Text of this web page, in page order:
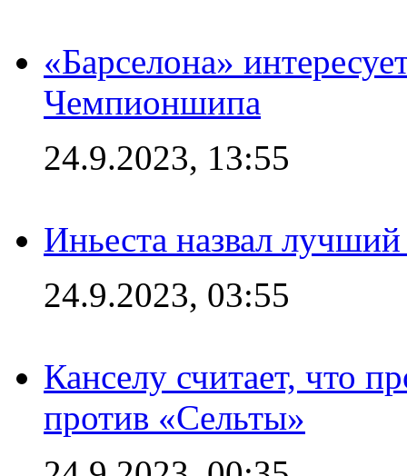
«Барселона»
Чемпионшипа
24.9.2023, 13:55
Иньеста назвал
24.9.2023, 03:55
Канселу считает, что
против «Сельты»